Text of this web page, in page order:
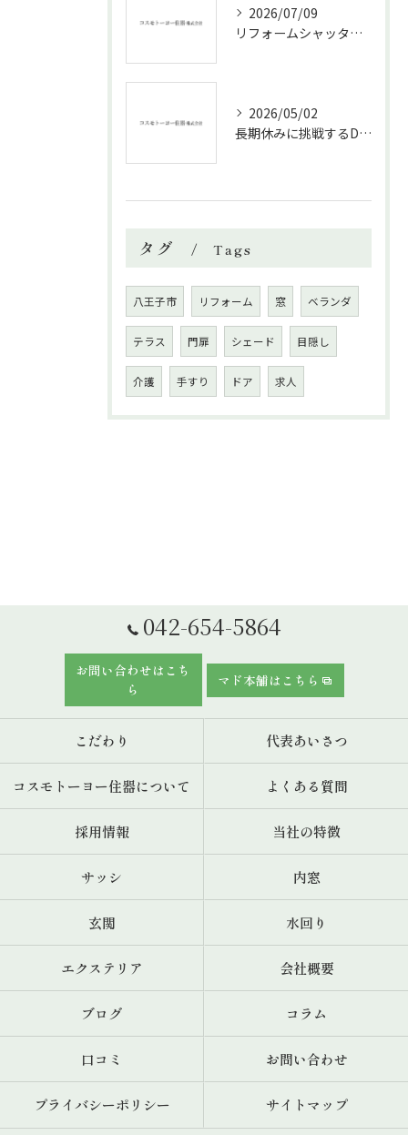
2026/07/09
リフォームシャッターで叶える台風対策の効果的方法
2026/05/02
長期休みに挑戦するDIYリフォームの極意
タグ Tags
八王子市 リフォーム 窓 ベランダ
テラス 門扉 シェード 目隠し
介護 手すり ドア 求人
042-654-5864
お問い合わせはこち
ら
マド本舗はこちら
こだわり 代表あいさつ
コスモトーヨー住器について よくある質問
採用情報 当社の特徴
サッシ 内窓
玄関 水回り
エクステリア 会社概要
ブログ コラム
口コミ お問い合わせ
プライバシーポリシー サイトマップ